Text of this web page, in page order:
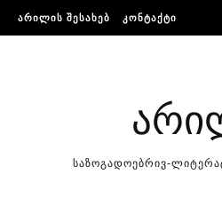
Skip to content
ᲐᲠᲘᲚᲘᲡ ᲨᲔᲡᲐᲮᲔᲑ ᲙᲝᲜᲢᲐᲥᲢᲘ
საზოგადოებრივ-